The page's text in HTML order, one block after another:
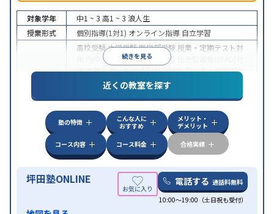
続きを見る
対象学年 中1 ~ 3 高1 ~ 3 浪人生
授業形式
個別指導(1対1) オンライン指導 自立学習
高校受験大学受験医学部受験 授業・定期テスト対
内申点対策学習習慣の定着
策推薦入試対策学校別特化対策国公立大対策私大
共通テスト対策英検(英語検定)対策
その
特徴
中高一貫校生に対応授業の振替可能 不登校生に対
学習にPC・タブレットを利用オンライン対応
科目から受講可能季節講習のみの受講可発達障害
の子どもに対応
近くの教室を探す
塾の特徴
こんな人に
おすすめ
メリット・
デメリット
コース内容
コース料金 合格実績
坪田塾ONLINE 電話する 通話料無料
10:00～19:00（土日祝も受付）